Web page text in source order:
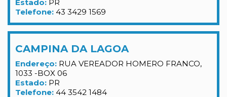
Estado: PR
Telefone: 43 3429 1569
CAMPINA DA LAGOA
Endereço: RUA VEREADOR HOMERO FRANCO,
1033 -BOX 06
Estado: PR
Telefone: 44 3542 1484